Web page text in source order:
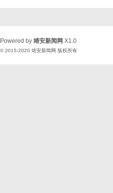
Powered by 靖安新闻网 X1.0
© 2015-2020 靖安新闻网 版权所有